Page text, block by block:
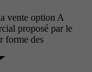
vente option A
proposé par le
forme des